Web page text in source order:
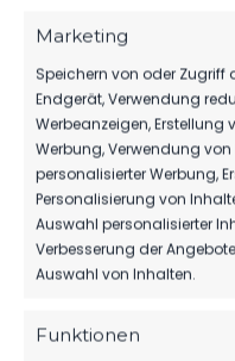
Marketing
Speichern von oder
Endgerät, Verwendung
Werbeanzeigen, Erstellung
Werbung, Verwendung von
personalisierter Werbung,
Personalisierung von
Auswahl personalisierter
Verbesserung der
Auswahl von Inhalten.
Funktionen
Ähnlicher Beitrag